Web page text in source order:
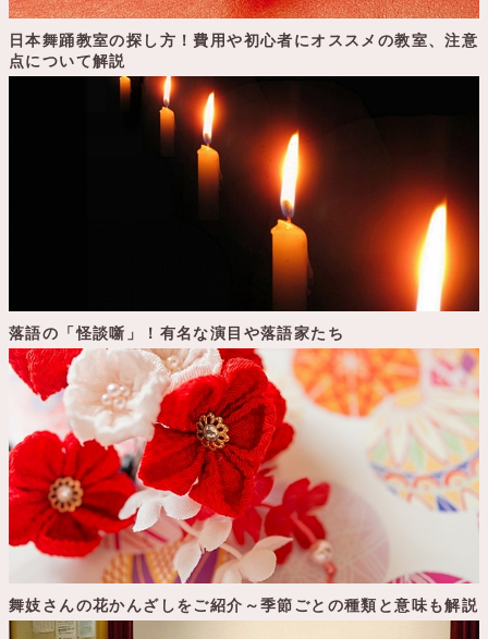
日本舞踊教室の探し方！費用や初心者にオススメの教室、注意
点について解説
落語の「怪談噺」！有名な演目や落語家たち
舞妓さんの花かんざしをご紹介～季節ごとの種類と意味も解説